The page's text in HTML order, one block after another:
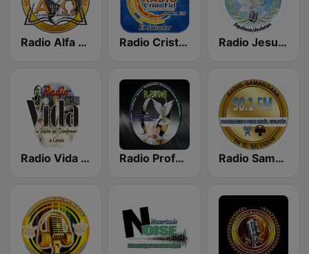
Radio Alfa Y Omega 106.1 FM Radio Cristo Fiel 106.1FM Radio Jesucristo Es El Rey
Radio Vida 90.5 FM El Salvador Radio Profética Nuevo Remanente Radio Samaritana